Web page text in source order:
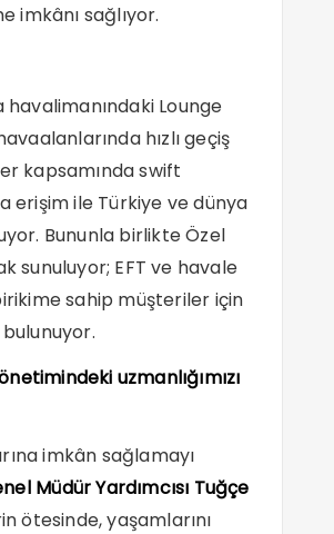
imkânı sağlıyor.
havalimanındaki Lounge
hızlı geçiş
kapsamında swift
erişim ile Türkiye ve dünya
Bununla birlikte Özel
sunuluyor; EFT ve havale
sahip müşteriler için
bulunuyor.
uzmanlığımızı
imkân sağlamayı
Müdür Yardımcısı Tuğçe
ötesinde, yaşamlarını